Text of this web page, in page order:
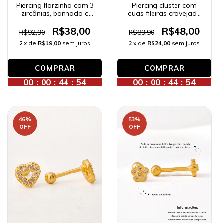
Piercing florzinha com 3
zircônias, banhado a
R$92,90
R$38,00
2 x de R$19,00 sem juros
00 : 00 : 44 : 52
Piercing cluster com
duas fileiras cravejada
a ouro 18K.
R$89,90 R$48,00
2 x de R$24,00 sem juros
00 : 00 : 44 : 52
46%
OFF
53%
OFF